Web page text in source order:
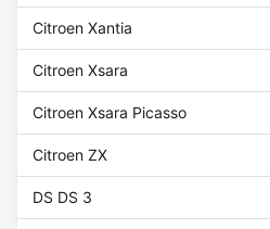
Citroen Xantia
Citroen Xsara
Citroen Xsara Picasso
Citroen ZX
DS DS 3